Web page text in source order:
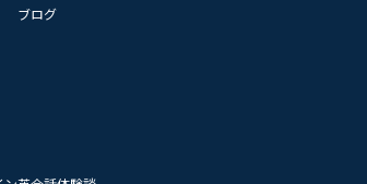
ブログ